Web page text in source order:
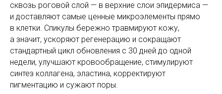
сквозь роговой слой — в верхние слои эпидермиса —
и доставляют самые ценные микроэлементы прямо
в клетки. Спикулы бережно травмируют кожу,
а значит, ускоряют регенерацию и сокращают
стандартный цикл обновления с 30 дней до одной
недели, улучшают кровообращение, стимулируют
синтез коллагена, эластина, корректируют
пигментацию и сужают поры.